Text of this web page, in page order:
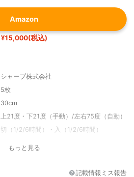
Amazon
¥15,000(税込)
シャープ株式会社
5枚
30cm
上21度・下21度（手動）/左右75度（自動）
切（1/2/6時間）・入（1/2/6時間）
風量3段階・リズム風
プラズマクラスター・チャイルドロック、
もっと見る
記載情報ミス報告